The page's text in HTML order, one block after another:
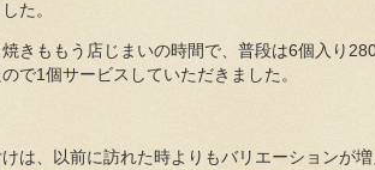
た。
焼きももう店じまいの時間で、普段は6個入り
で1個サービスしていただきました。
は、以前に訪れた時よりもバリエーションが